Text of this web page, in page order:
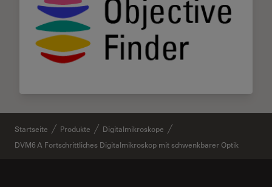
Startseite Produkte
Digitalmikroskope
DVM6 A Fortschrittliches Digitalmikroskop mit schwenkbarer Optik